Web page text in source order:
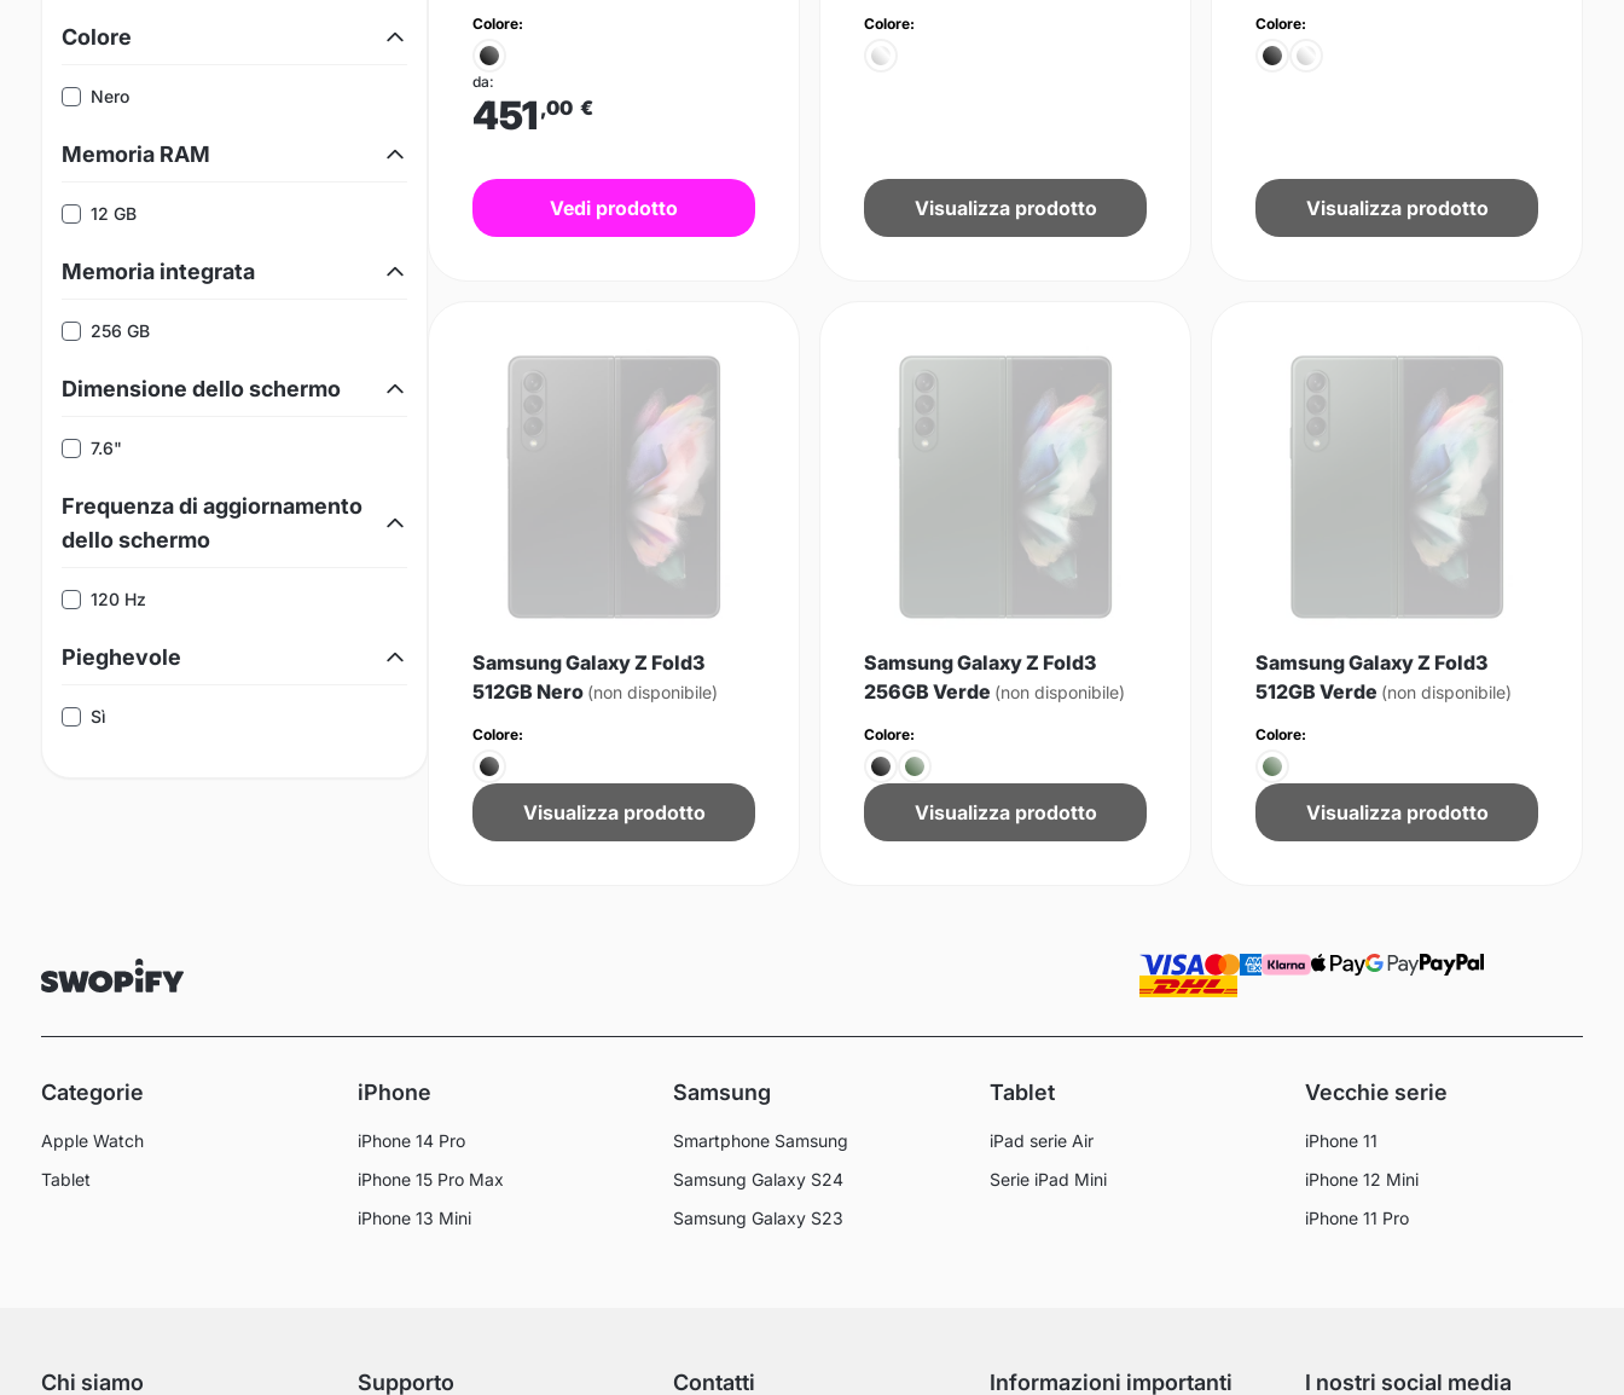
Colore
Nero
Memoria RAM
12 GB
Memoria integrata
256 GB
Dimensione dello schermo
7.6"
Frequenza di aggiornamento
dello schermo
120 Hz
Pieghevole
Sì
Colore:
da:
451 ,00 €
Vedi prodotto
Colore:
Visualizza prodotto
Colore:
Visualizza prodotto
Samsung Galaxy Z Fold3
512GB Nero (non disponibile)
Colore:
Visualizza prodotto
Samsung Galaxy Z Fold3
256GB Verde (non disponibile)
Colore:
Visualizza prodotto
Samsung Galaxy Z Fold3
512GB Verde (non disponibile)
Colore:
Visualizza prodotto
Categorie
Apple Watch
Tablet
iPhone
iPhone 14 Pro
iPhone 15 Pro Max
iPhone 13 Mini
Samsung
Smartphone Samsung
Samsung Galaxy S24
Samsung Galaxy S23
Tablet
iPad serie Air
Serie iPad Mini
Vecchie serie
iPhone 11
iPhone 12 Mini
iPhone 11 Pro
Chi siamo Supporto Contatti Informazioni importanti I nostri social media